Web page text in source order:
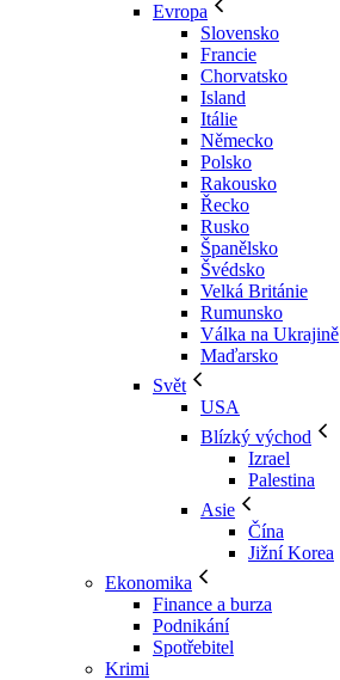
Evropa
Slovensko
Francie
Chorvatsko
Island
Itálie
Německo
Polsko
Rakousko
Řecko
Rusko
Španělsko
Švédsko
Velká Británie
Rumunsko
Válka na Ukrajině
Maďarsko
Svět
USA
Blízký východ
Izrael
Palestina
Asie
Čína
Jižní Korea
Ekonomika
Finance a burza
Podnikání
Spotřebitel
Krimi